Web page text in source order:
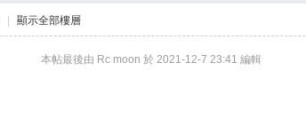
顯示全部樓層
本帖最後由 Rc moon 於 2021-12-7 23:41 編輯